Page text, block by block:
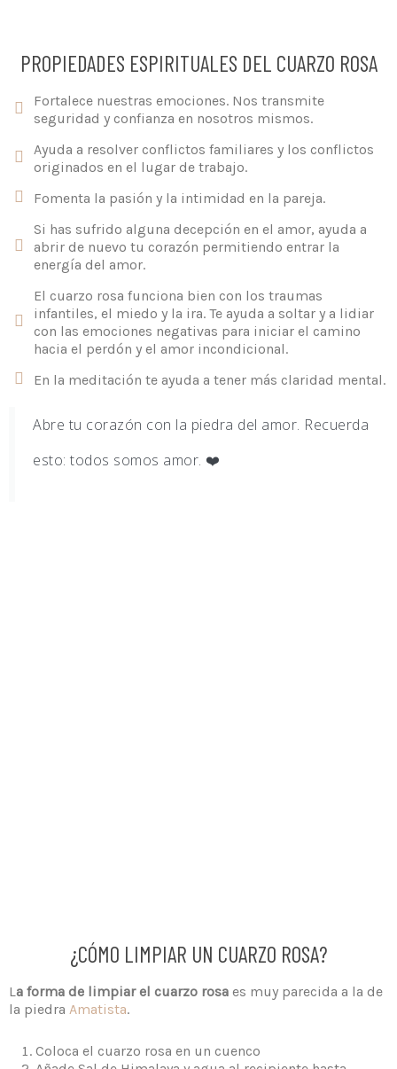
PROPIEDADES ESPIRITUALES DEL CUARZO ROSA
Fortalece nuestras emociones. Nos transmite
seguridad y confianza en nosotros mismos.
Ayuda a resolver conflictos familiares y los conflictos
originados en el lugar de trabajo.
Fomenta la pasión y la intimidad en la pareja.
Si has sufrido alguna decepción en el amor, ayuda a
abrir de nuevo tu corazón permitiendo entrar la
energía del amor.
El cuarzo rosa funciona bien con los traumas
infantiles, el miedo y la ira. Te ayuda a soltar y a lidiar
con las emociones negativas para iniciar el camino
hacia el perdón y el amor incondicional.
En la meditación te ayuda a tener más claridad mental.
Abre tu corazón con la piedra del amor. Recuerda
esto: todos somos amor. ❤️
¿CÓMO LIMPIAR UN CUARZO ROSA?
La forma de limpiar el cuarzo rosa es muy parecida a la de
la piedra Amatista.
Coloca el cuarzo rosa en un cuenco